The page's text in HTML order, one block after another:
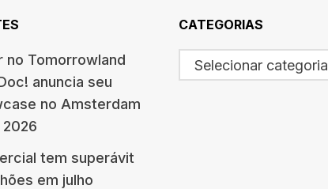
no Tomorrowland
anuncia seu
no Amsterdam
2026
tem superávit
em julho
CATEGORIAS
Selecionar categoria